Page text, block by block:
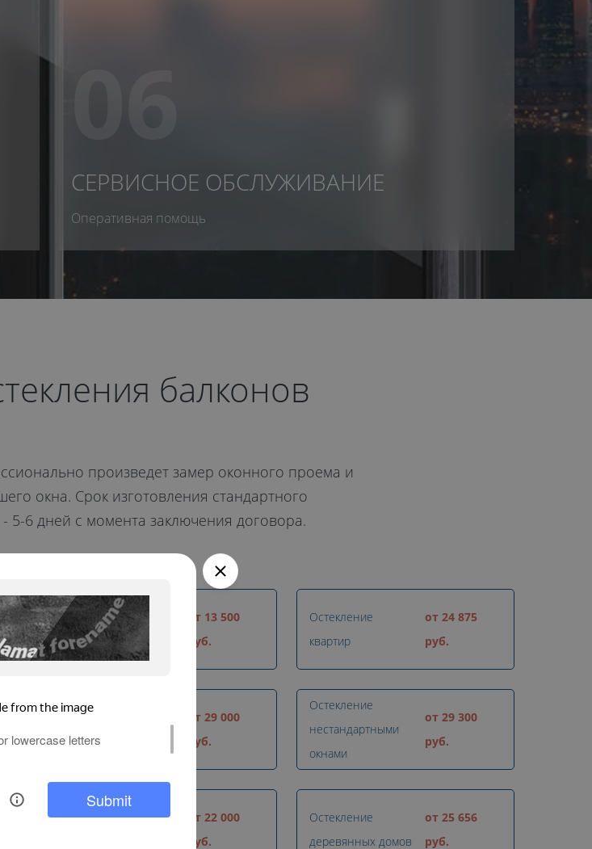
06
СЕРВИСНОЕ ОБСЛУЖИВАНИЕ
Оперативная помощь
балконов
произведет замер оконного проема и
окна. Срок изготовления стандартного
5-6 дней с момента заключения договора.
Остекление
беседок
от 13 500
руб.
Остекление
квартир
от 24 875
руб.
Остекление
веранды
от 29 000
руб.
Остекление
нестандартными
окнами
от 29 300
руб.
Остекление
от 22 000
руб.
Остекление
деревянных домов
от 25 656
руб.